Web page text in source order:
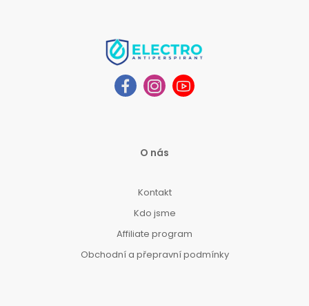
O nás
Kontakt
Kdo jsme
Affiliate program
Obchodní a přepravní podmínky